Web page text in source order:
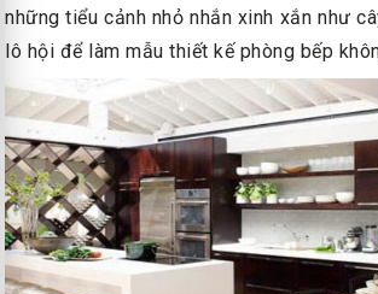
những tiểu cảnh nhỏ nhắn xinh xắn như
lô hội để làm mẫu thiết kế phòng bếp